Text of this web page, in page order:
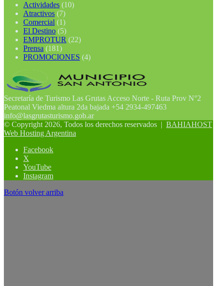
Actividades (10)
Atractivos (7)
Comercial (1)
El Destino (5)
EMPROTUR (22)
Prensa (181)
PROMOCIONES (4)
Secretaría de Turismo Las Grutas Acceso Norte - Ruta Prov N°2
Peatonal Viedma altura 2da bajada +54 2934-497463
info@lasgrutasturismo.gob.ar
© Copyright 2026, Todos los derechos reservados | BAHIAHOST
Web Hosting Argentina
Facebook
X
YouTube
Instagram
Botón volver arriba